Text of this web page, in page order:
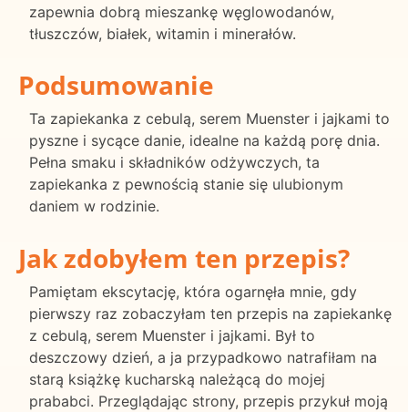
zapewnia dobrą mieszankę węglowodanów,
tłuszczów, białek, witamin i minerałów.
Podsumowanie
Ta zapiekanka z cebulą, serem Muenster i jajkami to
pyszne i sycące danie, idealne na każdą porę dnia.
Pełna smaku i składników odżywczych, ta
zapiekanka z pewnością stanie się ulubionym
daniem w rodzinie.
Jak zdobyłem ten przepis?
Pamiętam ekscytację, która ogarnęła mnie, gdy
pierwszy raz zobaczyłam ten przepis na zapiekankę
z cebulą, serem Muenster i jajkami. Był to
deszczowy dzień, a ja przypadkowo natrafiłam na
starą książkę kucharską należącą do mojej
prababci. Przeglądając strony, przepis przykuł moją